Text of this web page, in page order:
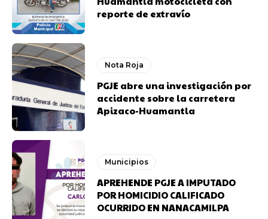
reporte de extravío
Nota Roja
PGJE abre una investigación por
accidente sobre la carretera
Apizaco-Huamantla
Municipios
APREHENDE PGJE A IMPUTADO
POR HOMICIDIO CALIFICADO
OCURRIDO EN NANACAMILPA